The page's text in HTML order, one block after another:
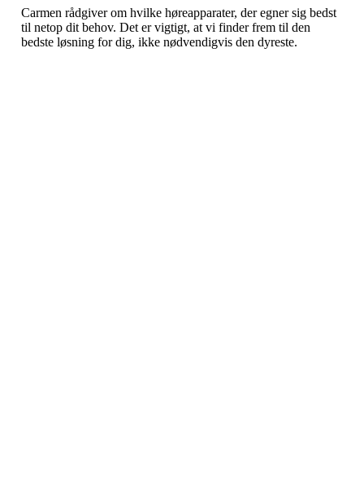
Carmen rådgiver om hvilke høreapparater, der egner sig bedst
til netop dit behov. Det er vigtigt, at vi finder frem til den
bedste løsning for dig, ikke nødvendigvis den dyreste.